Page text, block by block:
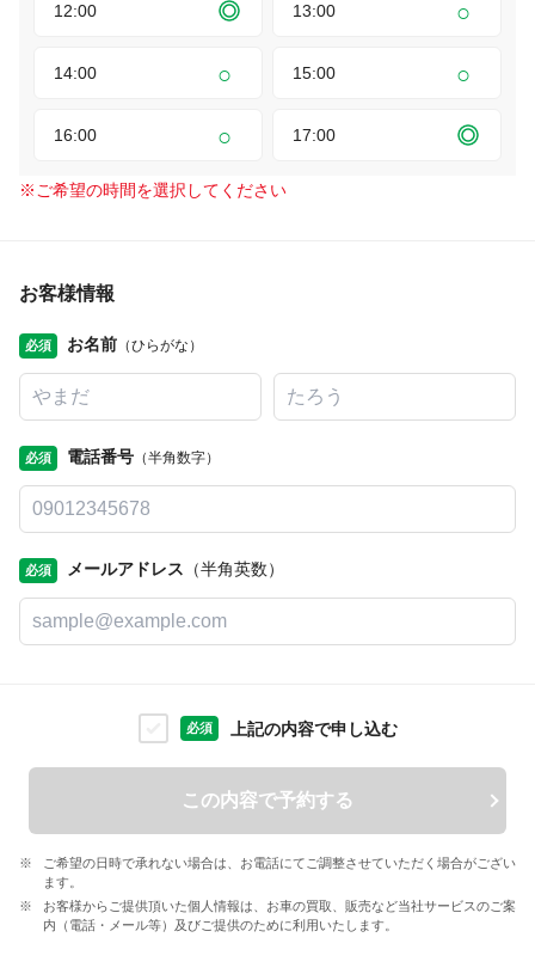
12:00 13:00
14:00 15:00
16:00 17:00
※ ご希望の時間を選択してください
お客様情報
必須 お名前 （ひらがな）
必須 電話番号 （半角数字）
必須 メールアドレス （半角英数）
必須 上記の内容で申し込む
この内容で予約する
ご希望の日時で承れない場合は、お電話にてご調整させていただく場合がござい
ます。
お客様からご提供頂いた個人情報は、お車の買取、販売など当社サービスのご案
内（電話・メール等）及びご提供のために利用いたします。